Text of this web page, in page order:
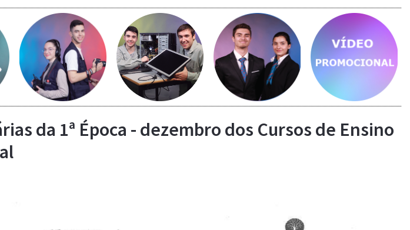
Saber mais...
Saber mais...
Saber mais...
Saber mais...
da 1ª Época - dezembro dos Cursos de Ensino